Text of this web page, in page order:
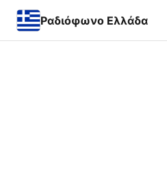
Ραδιόφωνο Ελλάδα